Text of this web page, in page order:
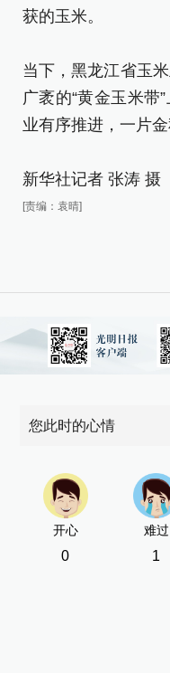
获的玉米。
当下，黑龙江省玉
广袤的“黄金玉米带
业有序推进，一片金
新华社记者 张涛 摄
[责编：袁晴]
您此时的心情
开心
0
难过
1